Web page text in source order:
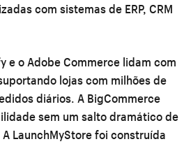
com sistemas de ERP, CRM
e o Adobe Commerce lidam com
lojas com milhões de
diários. A BigCommerce
sem um salto dramático de
LaunchMyStore foi construída